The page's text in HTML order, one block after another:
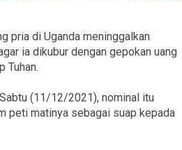
pria di Uganda meninggalkan
ia dikubur dengan gepokan uang
Tuhan.
Sabtu (11/12/2021), nominal itu
peti matinya sebagai suap kepada